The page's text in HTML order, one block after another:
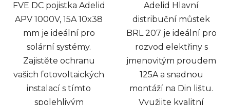
FVE DC pojistka Adelid
APV 1000V, 15A 10x38
mm je ideální pro
solární systémy.
Zajistěte ochranu
vašich fotovoltaických
instalací s tímto
spolehlivým
Adelid Hlavní
distribuční můstek
BRL 207 je ideální pro
rozvod elektřiny s
jmenovitým proudem
125A a snadnou
montáží na Din lištu.
Využijte kvalitní